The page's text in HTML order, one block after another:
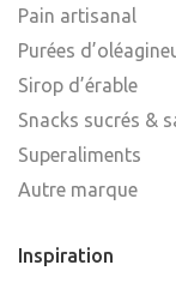
Pain artisanal
Purées
Sirop d’érable
Snacks sucrés &
Superaliments
Autre marque
Inspiration